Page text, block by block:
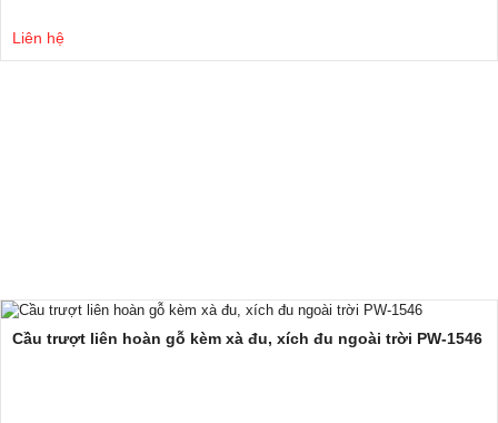
Liên hệ
Cầu trượt liên hoàn gỗ kèm xà đu, xích đu ngoài trời PW-1546